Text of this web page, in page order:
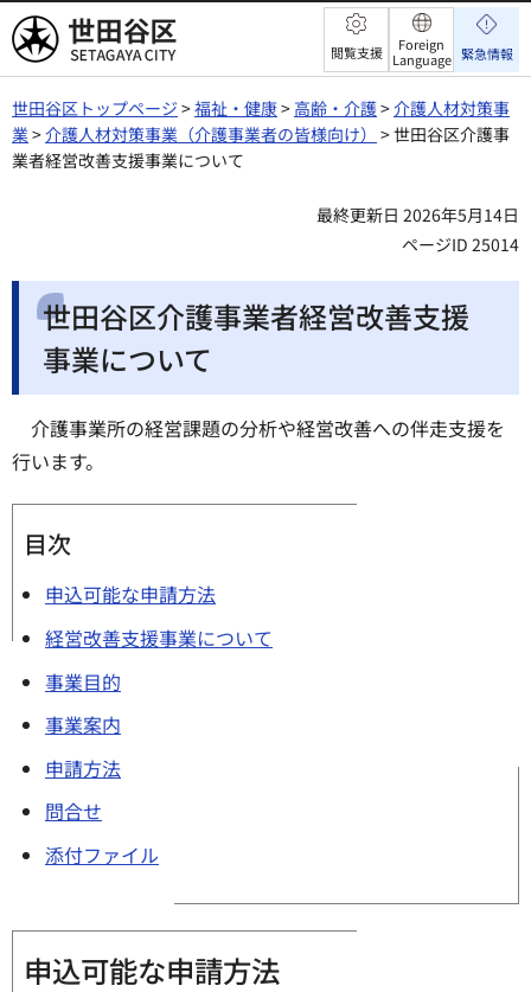
世田谷区 閲覧支援
Foreign
Language 緊急情報
世田谷区トップページ >福祉・健康> 高齢・介護>介護人材対策事
業>介護人材対策事業（介護事業者の皆様向け） > 世田谷区介護事
業者経営改善支援事業について
最終更新日 2026年5月14日
ページID 25014
世田谷区介護事業者経営改善支援
事業について
介護事業所の経営課題の分析や経営改善への伴走支援を
行います。
目次
申込可能な申請方法
経営改善支援事業について
事業目的
事業案内
申請方法
問合せ
添付ファイル
申込可能な申請方法